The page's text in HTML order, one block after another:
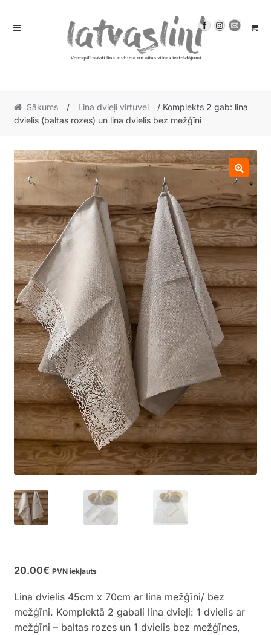
Skip
Skip
Sākums / Lina dvieļi virtuvei
/ Komplekts 2 gab: lina
dvielis (baltas rozes) un lina dvielis bez mežģīni
🔍
20.00€ PVN iekļauts
Lina dvielis 45cm x 70cm ar lina mežģīni/ bez
mežģīni. Komplektā 2 gabali lina dvieļi: 1 dvielis ar
mežģīni – baltas rozes un 1 dvielis bez mežģīnes,